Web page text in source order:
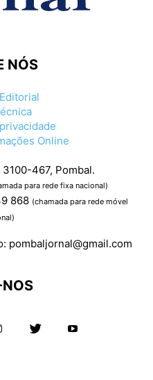
NÓS
Online
3100-467, Pombal.
para rede fixa nacional)
868 (chamada para rede móvel
pombaljornal@gmail.com